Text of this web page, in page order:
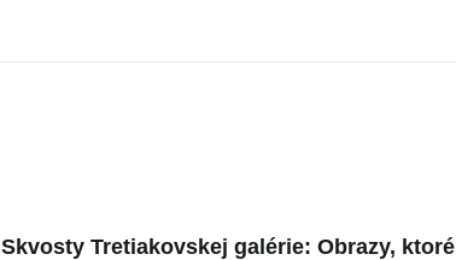
Skvosty Tretiakovskej galérie: Obrazy, ktoré